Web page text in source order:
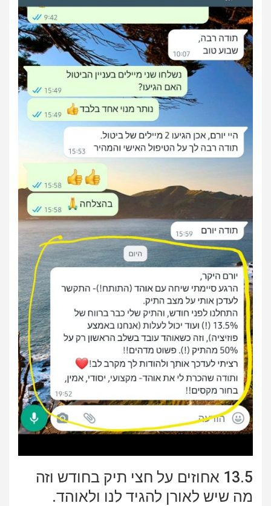
13.5 אחוזים על חצי תיק בחודש וזה
מה שיש לאורן להגיד לנו ולאוהד.